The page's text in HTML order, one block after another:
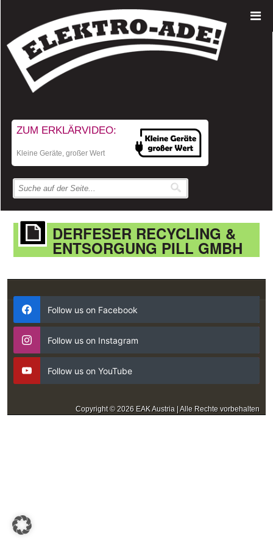
ZUM ERKLÄRVIDEO:
Kleine Geräte, großer Wert
DERFESER RECYCLING &
ENTSORGUNG PILL GMBH
Follow us on Facebook
Follow us on Instagram
Follow us on YouTube
Copyright © 2026 EAK Austria | Alle Rechte vorbehalten